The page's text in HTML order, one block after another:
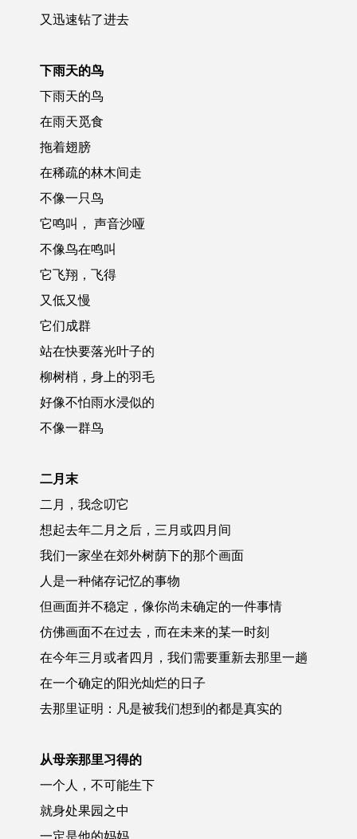
又迅速钻了进去
下雨天的鸟
下雨天的鸟
在雨天觅食
拖着翅膀
在稀疏的林木间走
不像一只鸟
它鸣叫， 声音沙哑
不像鸟在鸣叫
它飞翔，飞得
又低又慢
它们成群
站在快要落光叶子的
柳树梢，身上的羽毛
好像不怕雨水浸似的
不像一群鸟
二月末
二月，我念叨它
想起去年二月之后，三月或四月间
我们一家坐在郊外树荫下的那个画面
人是一种储存记忆的事物
但画面并不稳定，像你尚未确定的一件事情
仿佛画面不在过去，而在未来的某一时刻
在今年三月或者四月，我们需要重新去那里一趟
在一个确定的阳光灿烂的日子
去那里证明：凡是被我们想到的都是真实的
从母亲那里习得的
一个人，不可能生下
就身处果园之中
一定是他的妈妈